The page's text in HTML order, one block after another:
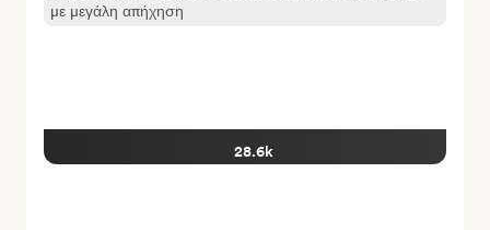
με μεγάλη απήχηση
28.6k